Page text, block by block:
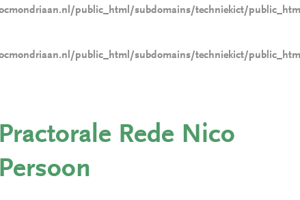
public_html/subdomains/techniekict/
public_html/subdomains/techniekict/
Practorale Rede Nico
Persoon